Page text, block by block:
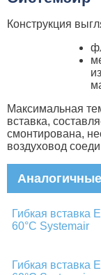
Конструкция
Максимальная
вставка,
смонтирована,
воздуховод
Гибкая вставка
60°C Systemair
Гибкая вставка